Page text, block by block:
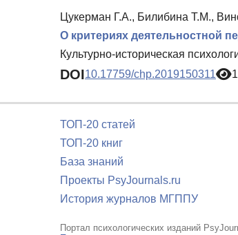
Цукерман Г.А., Билибина Т.М.,
О критериях деятельностной
Культурно-историческая
DOI10.17759/chp.2019150311
ТОП-20 статей
ТОП-20 книг
База знаний
Проекты PsyJournals.ru
История журналов МГППУ
Портал психологических изданий